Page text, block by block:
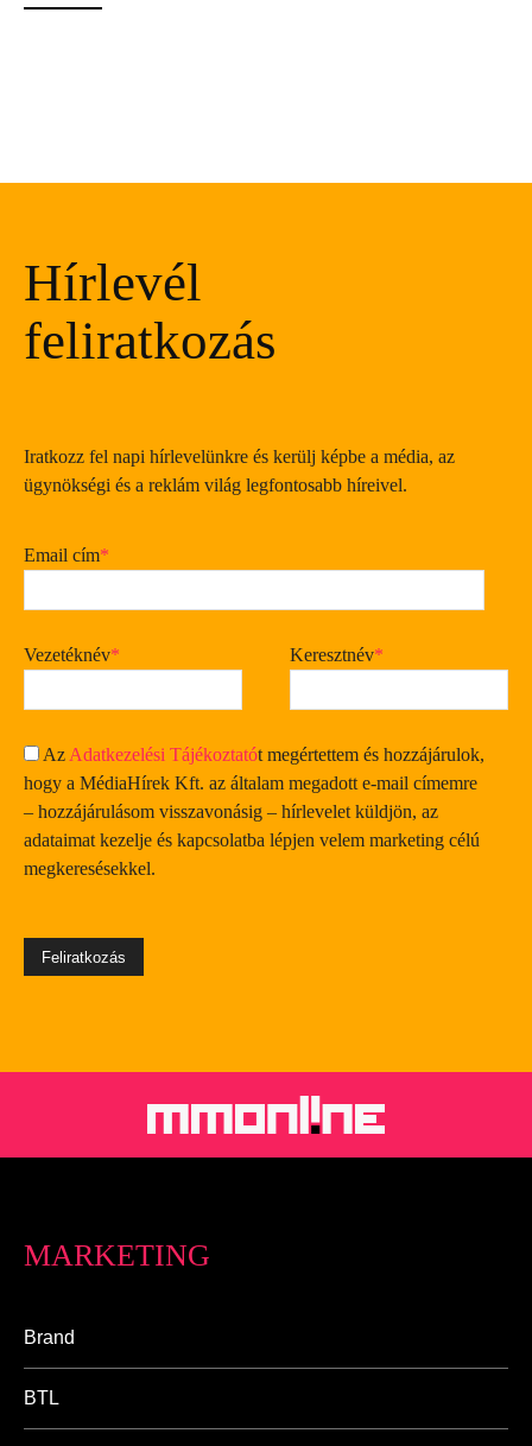
Hírlevél
feliratkozás
Iratkozz fel napi hírlevelünkre és kerülj képbe a média, az
ügynökségi és a reklám világ legfontosabb híreivel.
Email cím*
Vezetéknév* Keresztnév*
Az Adatkezelési Tájékoztatót megértettem és hozzájárulok,
hogy a MédiaHírek Kft. az általam megadott e-mail címemre
– hozzájárulásom visszavonásig – hírlevelet küldjön, az
adataimat kezelje és kapcsolatba lépjen velem marketing célú
megkeresésekkel.
MARKETING
Brand
BTL